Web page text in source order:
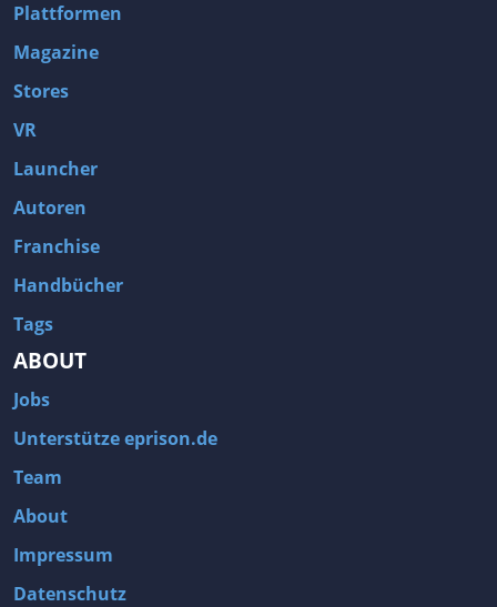
Plattformen
Magazine
Stores
VR
Launcher
Autoren
Franchise
Handbücher
Tags
ABOUT
Jobs
Unterstütze eprison.de
Team
About
Impressum
Datenschutz